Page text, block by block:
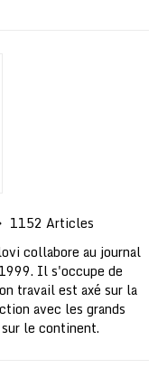
1152 Articles
collabore au journal
Il s'occupe de
travail est axé sur la
avec les grands
le continent.